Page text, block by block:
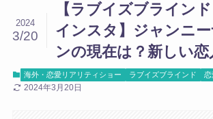
【ラブイズブライン
インスタ】ジャンニ
ンの現在は？新しい恋
2024
3/20
海外・恋愛リアリティショー ラブイズブラインド 恋
2024年3月20日